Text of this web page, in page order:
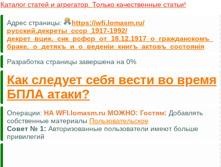
Каталог статей и агрегатор. Только качественные статьи!
Адрес страницы:
https://wfi.lomasm.ru/
русский.декреты_ссср_1917-1992/
декрет_вцик._снк_рсфср_от_18.12.1917_о_гражданскомъ_
браке._о_детяхъ_и_о_веденiи_книгъ_актовъ_состоянiя
Разработка страницы завершена на 0%
Как следует себя вести во время
БПЛА атаки?
Операции: НА WFI.lomasm.ru МОЖНО: Гостям: Добавлять
собственные материалы Пользовательское
Совет № 1: Авторизованные пользователи имеют больше
привилегий